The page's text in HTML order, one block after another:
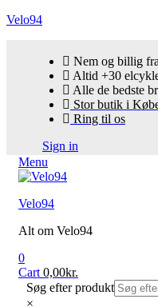
Velo94
Nem og billig
Altid +30
Alle de bedste
Stor butik i
Ring til os
Sign in
Menu
Velo94
Alt om Velo94
0
Cart 0,00kr.
Søg efter produkt
×